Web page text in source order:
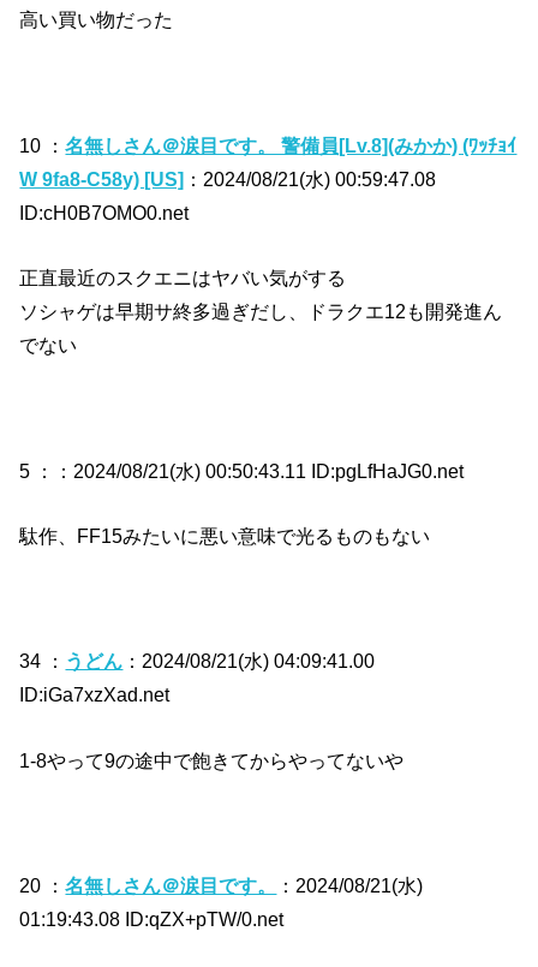
高い買い物だった
10 ：名無しさん＠涙目です。 警備員[Lv.8](みかか) (ﾜｯﾁｮｲ
W 9fa8-C58y) [US] ：2024/08/21(水) 00:59:47.08
ID:cH0B7OMO0.net
正直最近のスクエニはヤバい気がする
ソシャゲは早期サ終多過ぎだし、ドラクエ12も開発進ん
でない
5 ： ：2024/08/21(水) 00:50:43.11 ID:pgLfHaJG0.net
駄作、FF15みたいに悪い意味で光るものもない
34 ： うどん ：2024/08/21(水) 04:09:41.00
ID:iGa7xzXad.net
1-8やって9の途中で飽きてからやってないや
20 ：名無しさん＠涙目です。
：2024/08/21(水)
01:19:43.08 ID:qZX+pTW/0.net